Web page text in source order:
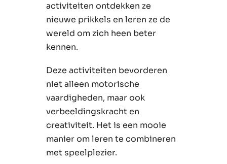
activiteiten ontdekken ze
nieuwe prikkels en leren ze de
wereld om zich heen beter
kennen.
Deze activiteiten bevorderen
niet alleen motorische
vaardigheden, maar ook
verbeeldingskracht en
creativiteit. Het is een mooie
manier om leren te combineren
met speelplezier.